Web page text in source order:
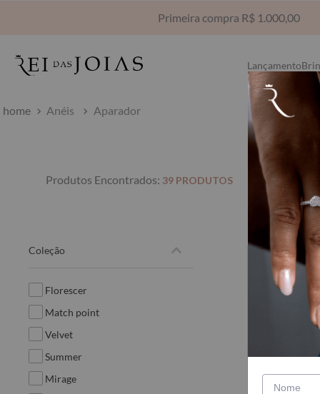
Lançamento
Anéis Aparador
coleção
florescer
match point
velvet
summer
mirage
39 PRODUTOS